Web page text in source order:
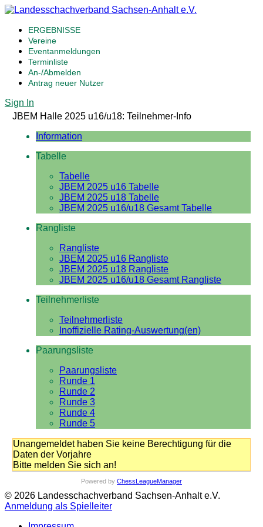
ERGEBNISSE
Vereine
Eventanmeldungen
Terminliste
An-/Abmelden
Antrag neuer Nutzer
Sign In
JBEM Halle 2025 u16/u18: Teilnehmer-Info
Information
Tabelle
Tabelle
JBEM 2025 u16 Tabelle
JBEM 2025 u18 Tabelle
JBEM 2025 u16/u18 Gesamt Tabelle
Rangliste
Rangliste
JBEM 2025 u16 Rangliste
JBEM 2025 u18 Rangliste
JBEM 2025 u16/u18 Gesamt Rangliste
Teilnehmerliste
Teilnehmerliste
Inoffizielle Rating-Auswertung(en)
Paarungsliste
Paarungsliste
Runde 1
Runde 2
Runde 3
Runde 4
Runde 5
Unangemeldet haben Sie keine Berechtigung für die
Daten der Vorjahre
Bitte melden Sie sich an!
Powered by ChessLeagueManager
© 2026 Landesschachverband Sachsen-Anhalt e.V.
Anmeldung als Spielleiter